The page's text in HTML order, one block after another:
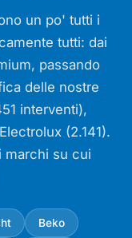
un po' tutti i
tutti: dai
passando
delle nostre
interventi),
(2.141).
marchi su cui
Beko